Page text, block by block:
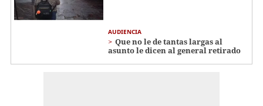
AUDIENCIA
Que no le de tantas largas al
asunto le dicen al general retirado